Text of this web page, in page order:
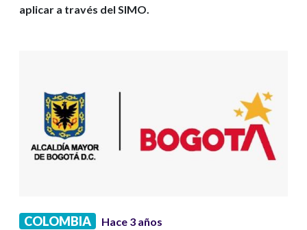
aplicar a través del SIMO.
COLOMBIA Hace 3 años